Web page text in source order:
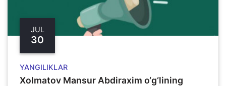
JUL
30
YANGILIKLAR
Xolmatov Mansur Abdiraxim o‘g‘lining